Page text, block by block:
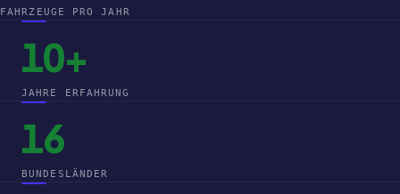
FAHRZEUGE PRO JAHR
10+
JAHRE ERFAHRUNG
16
BUNDESLÄNDER